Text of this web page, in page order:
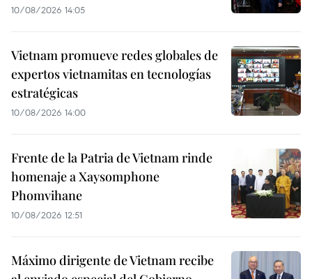
10/08/2026 14:05
Vietnam promueve redes globales de
expertos vietnamitas en tecnologías
estratégicas
10/08/2026 14:00
Frente de la Patria de Vietnam rinde
homenaje a Xaysomphone
Phomvihane
10/08/2026 12:51
Máximo dirigente de Vietnam recibe